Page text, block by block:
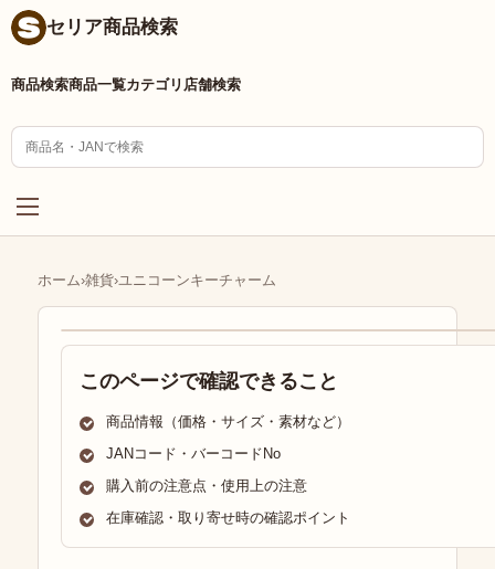
セリア商品検索
商品検索商品一覧カテゴリ 店舗検索
ホーム›雑貨›ユニコーンキーチャーム
このページで確認できること
商品情報（価格・サイズ・素材など）
JANコード・バーコードNo
購入前の注意点・使用上の注意
在庫確認・取り寄せ時の確認ポイント